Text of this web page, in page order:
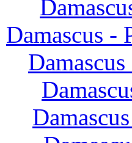
Damascus -